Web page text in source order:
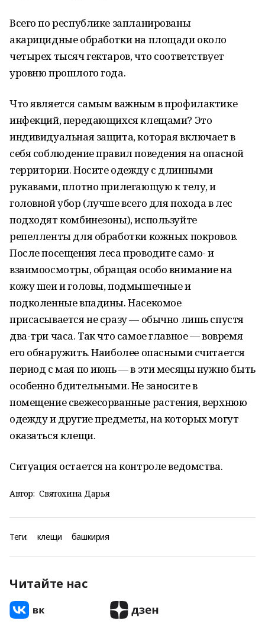
Всего по республике запланированы
акарицидные обработки на площади около
четырех тысяч гектаров, что соответствует
уровню прошлого года.
Что является самым важным в профилактике
инфекций, передающихся клещами? Это
индивидуальная защита, которая включает в
себя соблюдение правил поведения на опасной
территории. Носите одежду с длинными
рукавами, плотно прилегающую к телу, и
головной убор (лучше всего для похода в лес
подходят комбинезоны), используйте
репелленты для обработки кожных покровов.
После посещения леса проводите само- и
взаимоосмотры, обращая особо внимание на
кожу шеи и головы, подмышечные и
подколенные впадины. Насекомое
присасывается не сразу — обычно лишь спустя
два-три часа. Так что самое главное — вовремя
его обнаружить. Наиболее опасными считается
период с мая по июнь — в эти месяцы нужно быть
особенно бдительными. Не заносите в
помещение свежесорванные растения, верхнюю
одежду и другие предметы, на которых могут
оказаться клещи.
Ситуация остается на контроле ведомства.
Автор: Святохина Дарья
Теги: клещи башкирия
Читайте нас